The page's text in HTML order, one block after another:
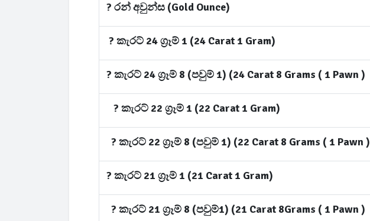
? රන් අවුන්ස (Gold Ounce)
? කැරට් 24 ග්‍රෑම් 1 (24 Carat 1 Gram)
? කැරට් 24 ග්‍රෑම් 8 (පවුම් 1) (24 Carat 8 Grams ( 1 Pawn )
? කැරට් 22 ග්‍රෑම් 1 (22 Carat 1 Gram)
? කැරට් 22 ග්‍රෑම් 8 (පවුම් 1) (22 Carat 8 Grams ( 1 Pawn )
? කැරට් 21 ග්‍රෑම් 1 (21 Carat 1 Gram)
? කැරට් 21 ග්‍රෑම් 8 (පවුම්1) (21 Carat 8Grams ( 1 Pawn )